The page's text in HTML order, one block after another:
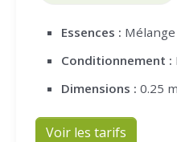
Essences : Mélange
Conditionnement :
Dimensions : 0.25 m
Voir les tarifs